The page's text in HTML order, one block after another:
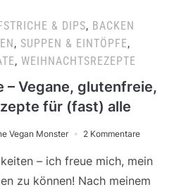
& DIPS, BACKEN
, SUPPEN & EINTÖPFE,
, WEIHNACHTSREZEPTE
– Vegane, glutenfreie,
für (fast) alle
Vegan Monster 2 Kommentare
– ich freue mich, mein
zu können! Nach meinem